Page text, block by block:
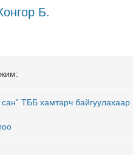
Б.
ТББ хамтарч байгуулахаар